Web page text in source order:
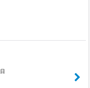
日